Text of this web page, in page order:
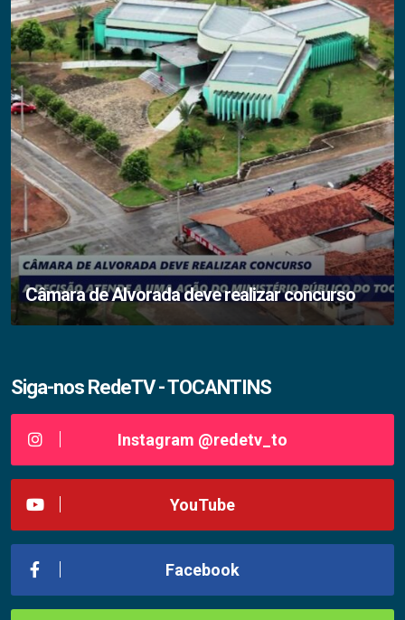
Câmara de Alvorada deve realizar concurso
Siga-nos RedeTV - TOCANTINS
Instagram @redetv_to
YouTube
Facebook